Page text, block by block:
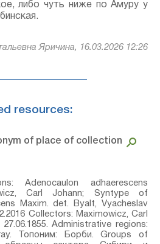
либо чуть ниже по Амуру у
Яричина, 16.03.2026 12:26
resources:
of place of collection
Adenocaulon adhaerescens
Carl Johann; Syntype of
Maxim.⁣ det. Byalt, Vyacheslav
Collectors: Maximowicz, Carl
Administrative regions:
Топоним: Борби. Groups of